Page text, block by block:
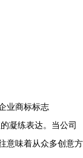
业商标标志
凝练表达。当公司
意味着从众多创意方